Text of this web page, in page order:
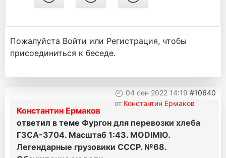
Пожалуйста Войти или Регистрация, чтобы
присоединиться к беседе.
04 сен 2022 14:19 #10640
от Константин Ермаков
Константин Ермаков
ответил в теме Фургон для перевозки хлеба
ГЗСА-3704. Масштаб 1:43. MODIMIO.
Легендарные грузовики СССР. №68.